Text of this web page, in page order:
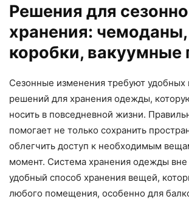
Решения для
хранения: чемоданы,
коробки, вакуумные
Сезонные изменения требуют удобных
решений для хранения одежды,
носить в повседневной жизни.
помогает не только сохранить
облегчить доступ к необходимым
момент. Система хранения одежды
удобный способ хранения вещей,
любого помещения, особенно для